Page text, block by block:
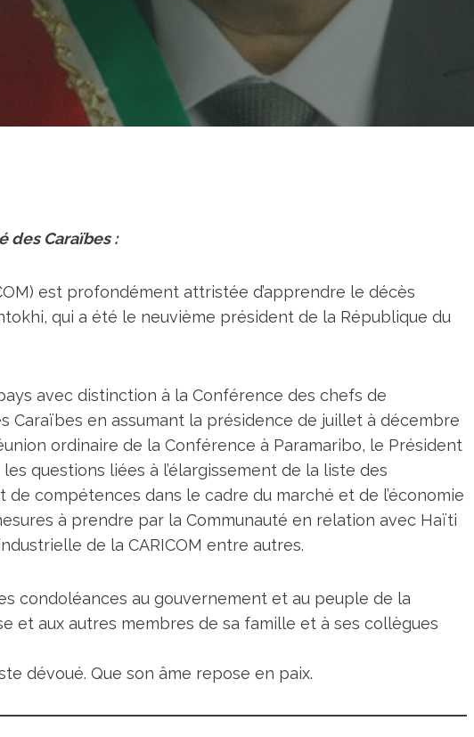
des Caraïbes :
est profondément attristée d’apprendre le décès
qui a été le neuvième président de la République du
avec distinction à la Conférence des chefs de
Caraïbes en assumant la présidence de juillet à décembre
ordinaire de la Conférence à Paramaribo, le Président
questions liées à l’élargissement de la liste des
compétences dans le cadre du marché et de l’économie
à prendre par la Communauté en relation avec Haïti
de la CARICOM entre autres.
condoléances au gouvernement et au peuple de la
et aux autres membres de sa famille et à ses collègues
dévoué. Que son âme repose en paix.